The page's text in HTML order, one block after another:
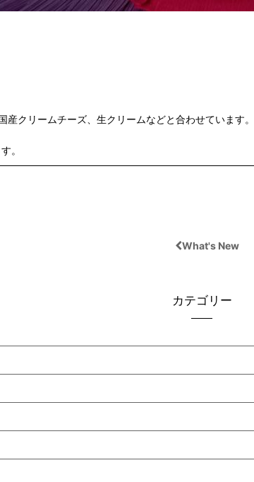
クリームチーズ、生クリームなどと合わせています。
。
What's New
カテゴリー